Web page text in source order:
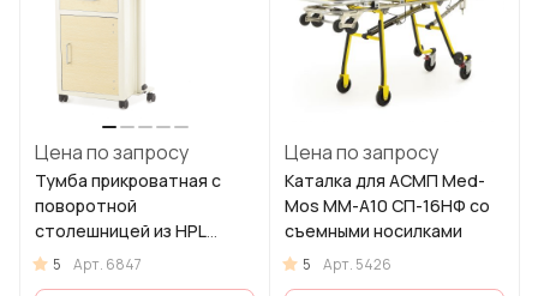
Цена по запросу
Тумба прикроватная с
поворотной
столешницей из HPL
пластика ПТ-001
5 Арт. 6847
Цена по запросу
Каталка для АСМП Med-
Mos ММ-А10 СП-16НФ со
съемными носилками
5 Арт. 5426